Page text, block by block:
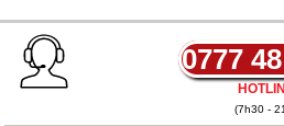
0777
(7h30 -